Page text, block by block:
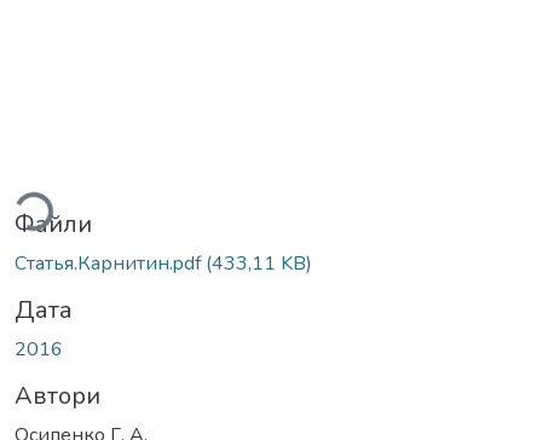
Файли
Статья.Карнитин.pdf(433,11 KB)
Дата
2016
Автори